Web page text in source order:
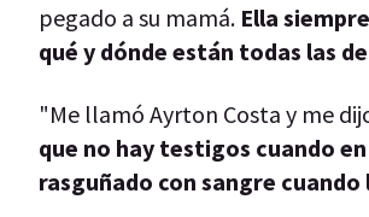
pegado a su mamá. Ella
qué y dónde están todas las
"Me llamó Ayrton Costa y me
que no hay testigos cuando
rasguñado con sangre cuando